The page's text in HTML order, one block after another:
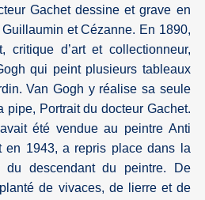
Gachet dessine et grave en
et Cézanne. En 1890,
critique d’art et collectionneur,
qui peint plusieurs tableaux
Van Gogh y réalise sa seule
pipe, Portrait du docteur Gachet.
été vendue au peintre Anti
en 1943, a repris place dans la
du descendant du peintre. De
de vivaces, de lierre et de